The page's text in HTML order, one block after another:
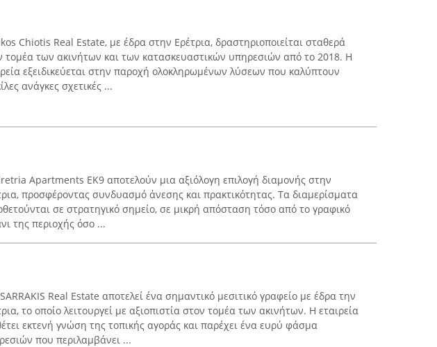
Chiotis Real Estate, με έδρα στην Ερέτρια, δραστηριοποιείται σταθερά
τομέα των ακινήτων και των κατασκευαστικών υπηρεσιών από το 2018. Η
εξειδικεύεται στην παροχή ολοκληρωμένων λύσεων που καλύπτουν
ανάγκες σχετικές ...
Apartments EK9 αποτελούν μια αξιόλογη επιλογή διαμονής στην
προσφέροντας συνδυασμό άνεσης και πρακτικότητας. Τα διαμερίσματα
σε στρατηγικό σημείο, σε μικρή απόσταση τόσο από το γραφικό
της περιοχής όσο ...
Real Estate αποτελεί ένα σημαντικό μεσιτικό γραφείο με έδρα την
το οποίο λειτουργεί με αξιοπιστία στον τομέα των ακινήτων. Η εταιρεία
εκτενή γνώση της τοπικής αγοράς και παρέχει ένα ευρύ φάσμα
που περιλαμβάνει ...